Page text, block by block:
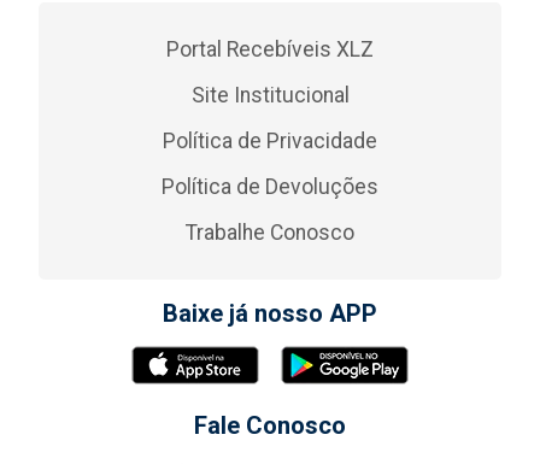
Portal Recebíveis XLZ
Site Institucional
Política de Privacidade
Política de Devoluções
Trabalhe Conosco
Baixe já nosso APP
Fale Conosco